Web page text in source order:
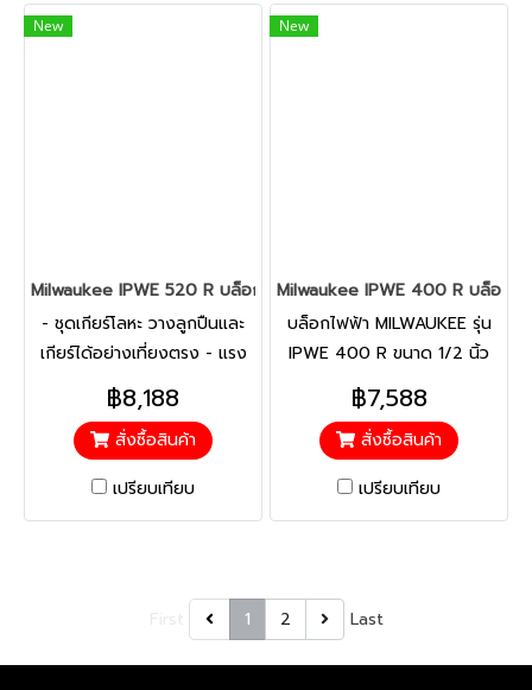
New
Milwaukee IPWE 520 R บล็อกไฟฟ้า 3/4" แรงบิด 520 นิวตันเมตร
- ชุดเกียร์โลหะ วางลูกปืนและ
เกียร์ได้อย่างเที่ยงตรง - แรง
บิดสูงสุด 400/520 นิวตัน
เมตร - ด้ามจับเสริมยาง
ออกแบบตามหลักสรีรศาสตร์
฿8,188
สั่งซื้อสินค้า
เปรียบเทียบ
New
Milwaukee IPWE 400 R บล็อก
บล็อกไฟฟ้า MILWAUKEE รุ่น
IPWE 400 R ขนาด 1/2 นิ้ว
(400 Nm.) กำลังไฟ 725 วัตต์
฿7,588
สั่งซื้อสินค้า
เปรียบเทียบ
1 2 Last